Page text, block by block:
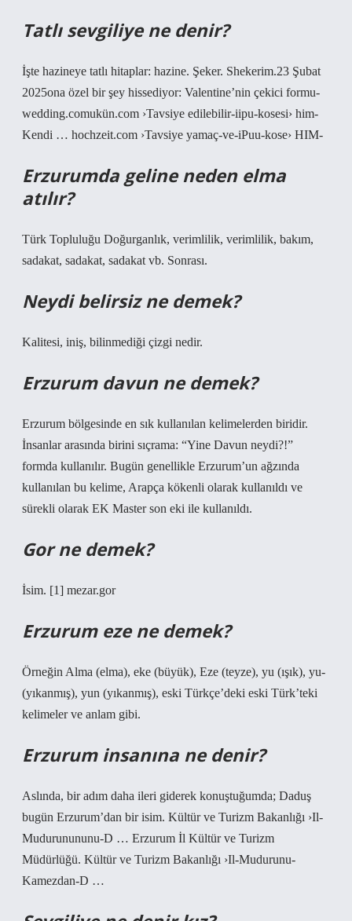
Tatlı sevgiliye ne denir?
İşte hazineye tatlı hitaplar: hazine. Şeker. Shekerim.23 Şubat
2025ona özel bir şey hissediyor: Valentine’nin çekici formu-
wedding.comukün.com ›Tavsiye edilebilir-iipu-kosesi› him-
Kendi … hochzeit.com ›Tavsiye yamaç-ve-iPuu-kose› HIM-
Erzurumda geline neden elma
atılır?
Türk Topluluğu Doğurganlık, verimlilik, verimlilik, bakım,
sadakat, sadakat, sadakat vb. Sonrası.
Neydi belirsiz ne demek?
Kalitesi, iniş, bilinmediği çizgi nedir.
Erzurum davun ne demek?
Erzurum bölgesinde en sık kullanılan kelimelerden biridir.
İnsanlar arasında birini sıçrama: “Yine Davun neydi?!”
formda kullanılır. Bugün genellikle Erzurum’un ağzında
kullanılan bu kelime, Arapça kökenli olarak kullanıldı ve
sürekli olarak EK Master son eki ile kullanıldı.
Gor ne demek?
İsim. [1] mezar.gor
Erzurum eze ne demek?
Örneğin Alma (elma), eke (büyük), Eze (teyze), yu (ışık), yu-
(yıkanmış), yun (yıkanmış), eski Türkçe’deki eski Türk’teki
kelimeler ve anlam gibi.
Erzurum insanına ne denir?
Aslında, bir adım daha ileri giderek konuştuğumda; Daduş
bugün Erzurum’dan bir isim. Kültür ve Turizm Bakanlığı ›Il-
Mudurunununu-D … Erzurum İl Kültür ve Turizm
Müdürlüğü. Kültür ve Turizm Bakanlığı ›Il-Mudurunu-
Kamezdan-D …